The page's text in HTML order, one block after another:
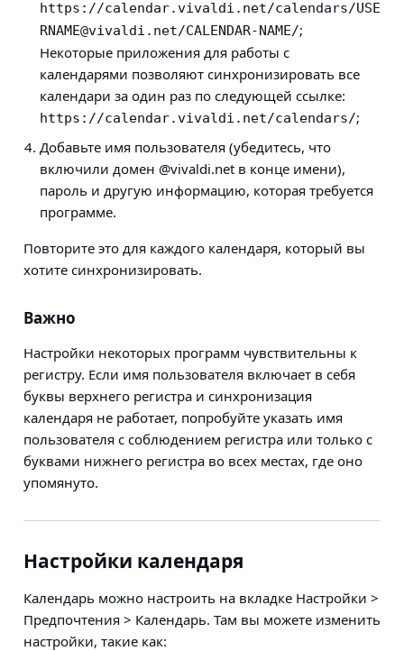
https://calendar.vivaldi.net/calendars/USE
RNAME@vivaldi.net/CALENDAR-NAME/;
Некоторые приложения для работы с
календарями позволяют синхронизировать все
календари за один раз по следующей ссылке:
https://calendar.vivaldi.net/calendars/;
Добавьте имя пользователя (убедитесь, что
включили домен @vivaldi.net в конце имени),
пароль и другую информацию, которая требуется
программе.
Повторите это для каждого календаря, который вы
хотите синхронизировать.
Важно
Настройки некоторых программ чувствительны к
регистру. Если имя пользователя включает в себя
буквы верхнего регистра и синхронизация
календаря не работает, попробуйте указать имя
пользователя с соблюдением регистра или только с
буквами нижнего регистра во всех местах, где оно
упомянуто.
Настройки календаря
Календарь можно настроить на вкладке Настройки >
Предпочтения > Календарь. Там вы можете изменить
настройки, такие как: